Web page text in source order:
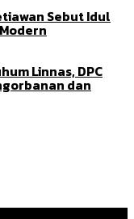
Sebut Idul
Linnas, DPC
dan